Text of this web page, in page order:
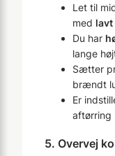
Let til
med
Du har
lange
Sætter
brændt
Er
aftørring
5. Overvej